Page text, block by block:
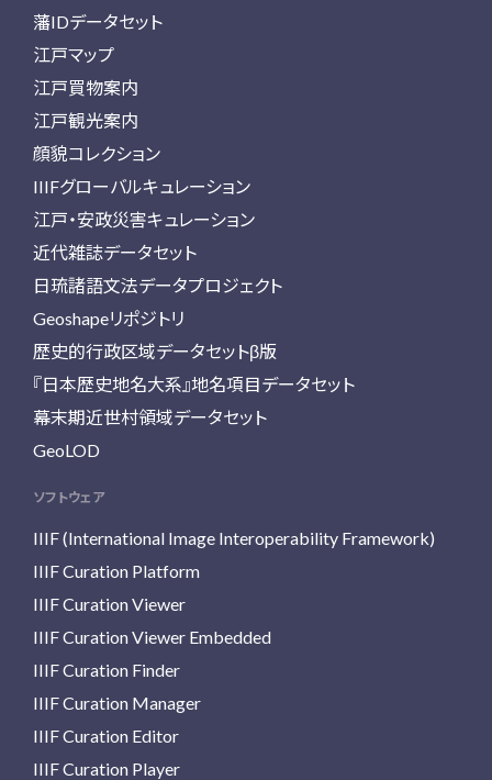
藩IDデータセット
江戸マップ
江戸買物案内
江戸観光案内
顔貌コレクション
IIIFグローバルキュレーション
江戸・安政災害キュレーション
近代雑誌データセット
日琉諸語文法データプロジェクト
Geoshapeリポジトリ
歴史的行政区域データセットβ版
『日本歴史地名大系』地名項目データセット
幕末期近世村領域データセット
GeoLOD
ソフトウェア
IIIF (International Image Interoperability Framework)
IIIF Curation Platform
IIIF Curation Viewer
IIIF Curation Viewer Embedded
IIIF Curation Finder
IIIF Curation Manager
IIIF Curation Editor
IIIF Curation Player